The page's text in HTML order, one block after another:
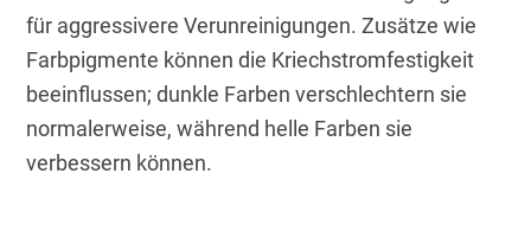
für aggressivere Verunreinigungen. Zusätze wie
Farbpigmente können die Kriechstromfestigkeit
beeinflussen; dunkle Farben verschlechtern sie
normalerweise, während helle Farben sie
verbessern können.